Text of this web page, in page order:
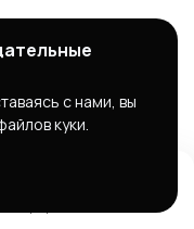
сервиса
Пользовательское
услуги
программа
с нами, вы
куки.